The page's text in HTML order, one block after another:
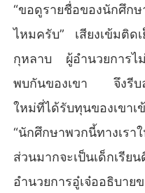
“ขอดูรายชื่อของนักศึก
ไหมครับ” เสียงเข้มติด
กุหลาบ ผู้อำนวยการไ
พบกันของเขา จึงรีบลุ
ใหม่ที่ได้รับทุนของเขาเ
“นักศึกษาพวกนี้ทางเรา
ส่วนมากจะเป็นเด็กเรี
อำนวยการอู๋เจ๋ออธิบา